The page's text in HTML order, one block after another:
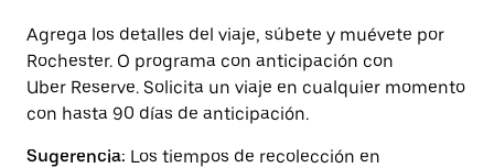
Agrega los detalles del viaje, súbete y muévete por
Rochester. O programa con anticipación con
Uber Reserve. Solicita un viaje en cualquier momento
con hasta 90 días de anticipación.
Sugerencia: Los tiempos de recolección en